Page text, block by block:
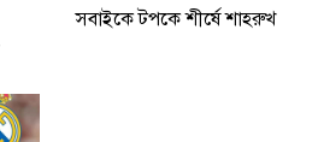
সবাইকে টপকে শীর্ষে শাহরুখ